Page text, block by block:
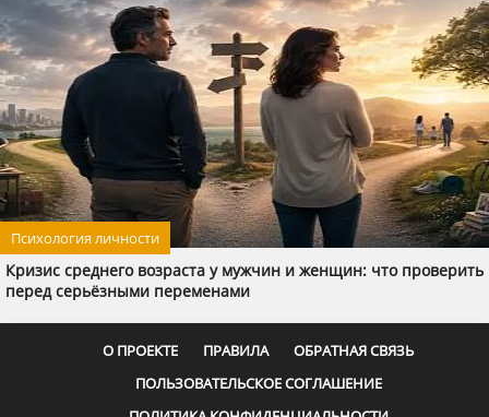
Психология личности
Кризис среднего возраста у мужчин и женщин: что проверить
перед серьёзными переменами
О ПРОЕКТЕ ПРАВИЛА
ОБРАТНАЯ СВЯЗЬ
ПОЛЬЗОВАТЕЛЬСКОЕ СОГЛАШЕНИЕ